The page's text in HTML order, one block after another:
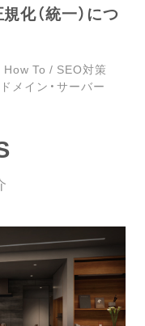
化（統一）につ
How To
SEO対策
ドメイン・サーバー